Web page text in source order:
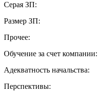
Серая ЗП:
Размер ЗП:
Прочее:
Обучение за счет компании:
Адекватность начальства:
Перспективы: